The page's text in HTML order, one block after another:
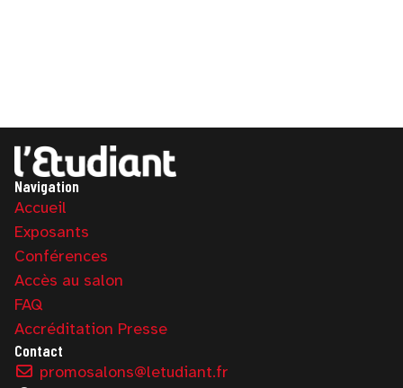
Navigation
Accueil
Exposants
Conférences
Accès au salon
FAQ
Accréditation Presse
Contact
promosalons@letudiant.fr